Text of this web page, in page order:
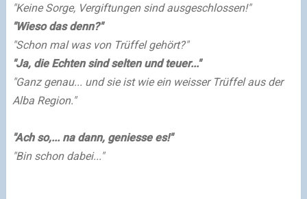
"Keine Sorge, Vergiftungen sind ausgeschlossen!"
"Wieso das denn?"
"Schon mal was von Trüffel gehört?"
"Ja, die Echten sind selten und teuer..."
"Ganz genau... und sie ist wie ein weisser Trüffel aus der
Alba Region."
"Ach so,... na dann, geniesse es!"
"Bin schon dabei..."